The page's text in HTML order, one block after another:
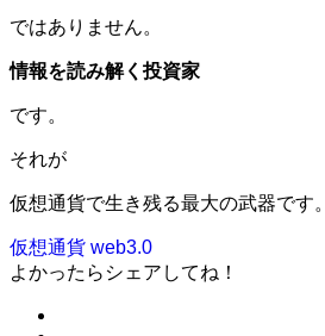
ではありません。
情報を読み解く投資家
です。
それが
仮想通貨で生き残る最大の武器です。
仮想通貨 web3.0
よかったらシェアしてね！